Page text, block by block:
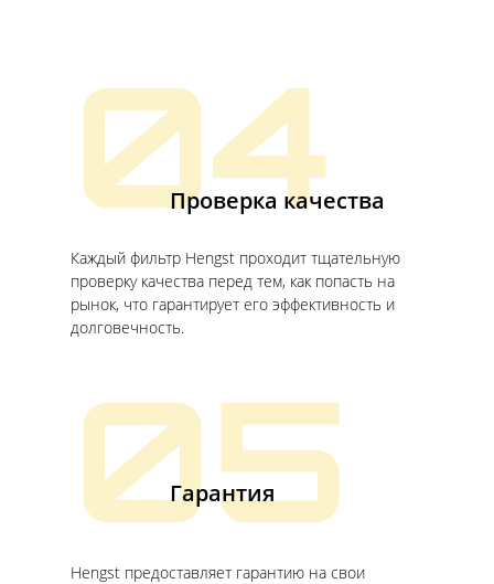
04
Проверка качества
Каждый фильтр Hengst проходит тщательную
проверку качества перед тем, как попасть на
рынок, что гарантирует его эффективность и
долговечность.
05
Гарантия
Hengst предоставляет гарантию на свои